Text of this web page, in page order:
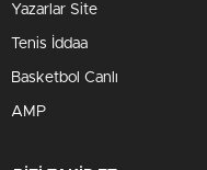
Yazarlar Site
Tenis İddaa
Basketbol Canlı
AMP